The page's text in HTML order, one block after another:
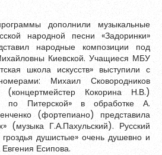
дополнили музыкальные
народной песни «Задоринки»
народные композиции под
Киевской. Учащиеся МБУ
школа искусств» выступили с
Михаил Сковородников
Кокорина Н.В.)
по Питерской» в обработке А.
(фортепиано) представила
(музыка Г.А.Пахульский). Русский
душистые» очень душевно и
Есипова.